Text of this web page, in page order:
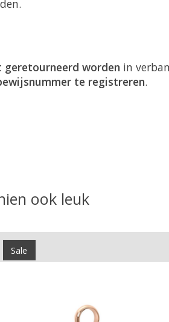
geretourneerd worden in
te registreren.
ook leuk
Sale